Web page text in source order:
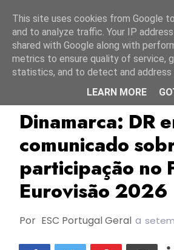
Dinamarca DR ESC2026
Dinamarca: DR
comunicado
participação no
Eurovisão 2026
Por ESC Portugal Geral a
This site uses cookies from Google
and to analyze traffic. Your IP
shared with Google along with
metrics to ensure quality of service,
statistics, and to detect and address
LEARN MORE